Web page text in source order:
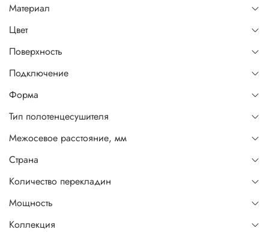
Материал
Цвет
Поверхность
Подключение
Форма
Тип полотенцесушителя
Межосевое расстояние, мм
Страна
Количество перекладин
Мощность
Коллекция